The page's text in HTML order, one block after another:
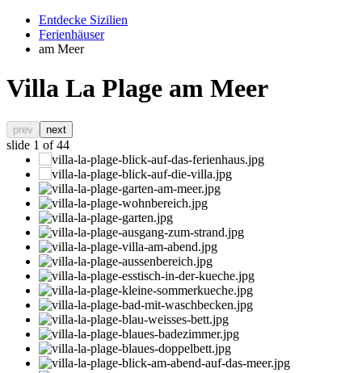
Entdecke Sizilien
Ferienhäuser
am Meer
Villa La Plage am Meer
prev next
slide 1 of 44